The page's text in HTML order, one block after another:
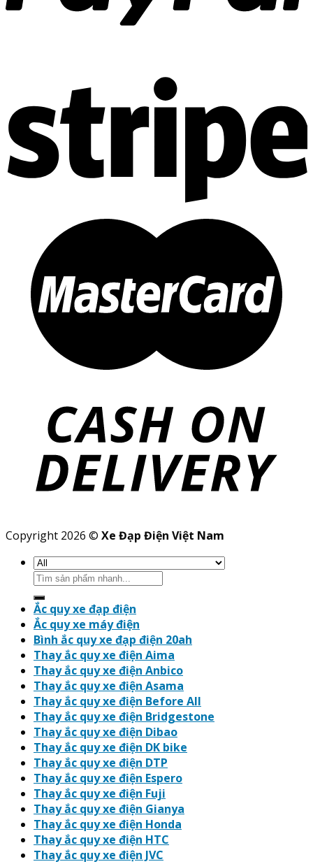
Copyright 2026 © Xe Đạp Điện Việt Nam
Search
for:
Ắc quy xe đạp điện
Ắc quy xe máy điện
Bình ắc quy xe đạp điện 20ah
Thay ắc quy xe điện Aima
Thay ắc quy xe điện Anbico
Thay ắc quy xe điện Asama
Thay ắc quy xe điện Before All
Thay ắc quy xe điện Bridgestone
Thay ắc quy xe điện Dibao
Thay ắc quy xe điện DK bike
Thay ắc quy xe điện DTP
Thay ắc quy xe điện Espero
Thay ắc quy xe điện Fuji
Thay ắc quy xe điện Gianya
Thay ắc quy xe điện Honda
Thay ắc quy xe điện HTC
Thay ắc quy xe điện JVC